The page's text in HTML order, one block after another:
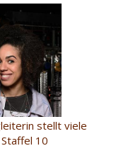
stellt viele
10